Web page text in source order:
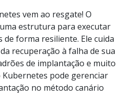
vem ao resgate! O
estrutura para executar
forma resiliente. Ele cuida
recuperação à falha de sua
de implantação e muito
Kubernetes pode gerenciar
no método canário